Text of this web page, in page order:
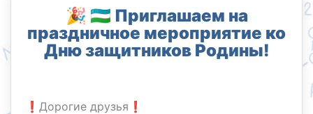
🎉 🇺🇿 Приглашаем на
праздничное мероприятие ко
Дню защитников Родины!
❗️Дорогие друзья❗️